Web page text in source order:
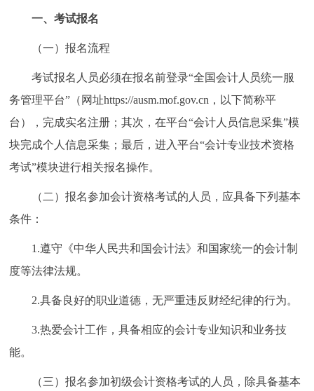
一、考试报名
（一）报名流程
考试报名人员必须在报名前登录“全国会计人员统一服
务管理平台”（网址https://ausm.mof.gov.cn，以下简称平
台），完成实名注册；其次，在平台“会计人员信息采集”模
块完成个人信息采集；最后，进入平台“会计专业技术资格
考试”模块进行相关报名操作。
（二）报名参加会计资格考试的人员，应具备下列基本
条件：
1.遵守《中华人民共和国会计法》和国家统一的会计制
度等法律法规。
2.具备良好的职业道德，无严重违反财经纪律的行为。
3.热爱会计工作，具备相应的会计专业知识和业务技
能。
（三）报名参加初级会计资格考试的人员，除具备基本